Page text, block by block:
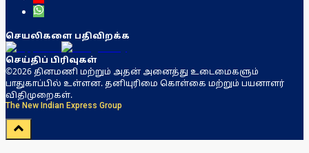
செயலிகளை பதிவிறக்க
செய்திப் பிரிவுகள்
©2026 தினமணி மற்றும் அதன் அனைத்து உடைமைகளும்
பாதுகாப்பில் உள்ளன. தனியுரிமை கொள்கை மற்றும் பயனாளர்
விதிமுறைகள்.
The New Indian Express Group